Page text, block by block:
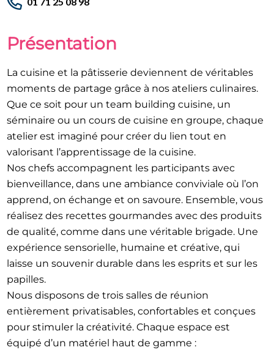
Présentation
La cuisine et la pâtisserie deviennent de véritables
moments de partage grâce à nos ateliers culinaires.
Que ce soit pour un team building cuisine, un
séminaire ou un cours de cuisine en groupe, chaque
atelier est imaginé pour créer du lien tout en
valorisant l’apprentissage de la cuisine.
Nos chefs accompagnent les participants avec
bienveillance, dans une ambiance conviviale où l’on
apprend, on échange et on savoure. Ensemble, vous
réalisez des recettes gourmandes avec des produits
de qualité, comme dans une véritable brigade. Une
expérience sensorielle, humaine et créative, qui
laisse un souvenir durable dans les esprits et sur les
papilles.
Nous disposons de trois salles de réunion
entièrement privatisables, confortables et conçues
pour stimuler la créativité. Chaque espace est
équipé d’un matériel haut de gamme :